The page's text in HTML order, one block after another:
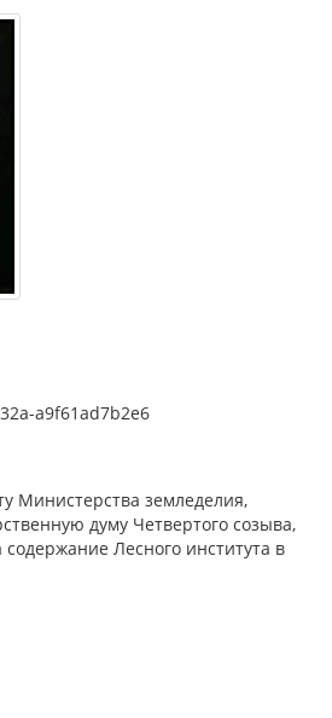
a9f61ad7b2e6
Министерства земледелия,
думу Четвертого созыва,
содержание Лесного института в